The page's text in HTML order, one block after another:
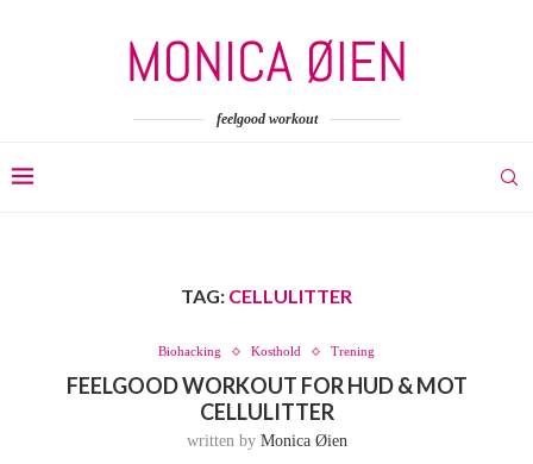
feelgood workout
TAG: CELLULITTER
Biohacking Kosthold Trening
FEELGOOD WORKOUT FOR HUD & MOT
CELLULITTER
written by Monica Øien